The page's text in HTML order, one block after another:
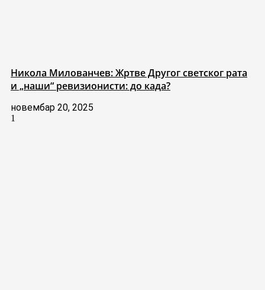
Никола Милованчев: Жртве Другог светског рата
и „наши“ ревизионисти: до када?
новембар 20, 2025